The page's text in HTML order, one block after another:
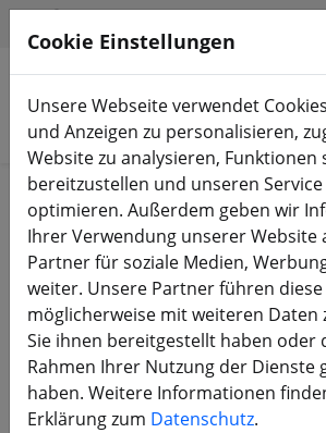
Produkte suchen
Start Bauteile FPV Antennen
TrueRC Singularity
Antenne MMCX LHCP
Cookie Einstellungen
Unsere Webseite verwendet
und Anzeigen zu personalisieren,
Website zu analysieren, Funktionen
bereitzustellen und unseren Service
optimieren. Außerdem geben wir
Ihrer Verwendung unserer Website
Partner für soziale Medien,
weiter. Unsere Partner führen
möglicherweise mit weiteren Daten
Sie ihnen bereitgestellt haben oder
Rahmen Ihrer Nutzung der Dienste
haben. Weitere Informationen
Erklärung zum Datenschutz.